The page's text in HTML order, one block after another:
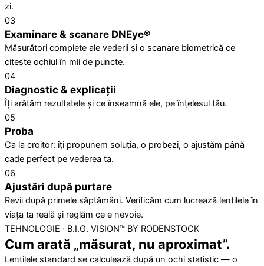
zi.
03
Examinare & scanare DNEye®
Măsurători complete ale vederii și o scanare biometrică ce
citește ochiul în mii de puncte.
04
Diagnostic & explicații
Îți arătăm rezultatele și ce înseamnă ele, pe înțelesul tău.
05
Proba
Ca la croitor: îți propunem soluția, o probezi, o ajustăm până
cade perfect pe vederea ta.
06
Ajustări după purtare
Revii după primele săptămâni. Verificăm cum lucrează lentilele în
viața ta reală și reglăm ce e nevoie.
TEHNOLOGIE · B.I.G. VISION™ BY RODENSTOCK
Cum arată „măsurat, nu aproximat”.
Lentilele standard se calculează după un ochi statistic — o